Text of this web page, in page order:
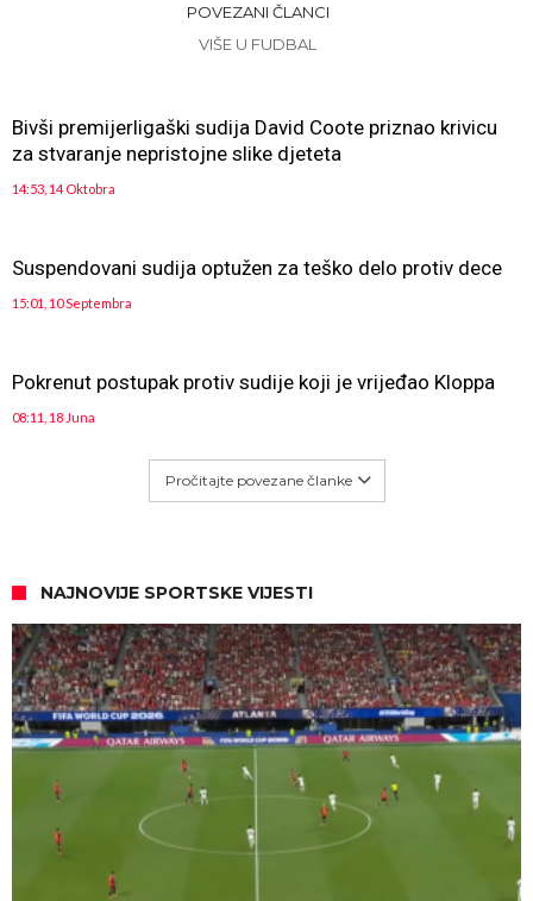
POVEZANI ČLANCI
VIŠE U FUDBAL
Bivši premijerligaški sudija David Coote priznao krivicu
za stvaranje nepristojne slike djeteta
14:53, 14 Oktobra
Suspendovani sudija optužen za teško delo protiv dece
15:01, 10 Septembra
Pokrenut postupak protiv sudije koji je vrijeđao Kloppa
08:11, 18 Juna
Pročitajte povezane članke
NAJNOVIJE SPORTSKE VIJESTI